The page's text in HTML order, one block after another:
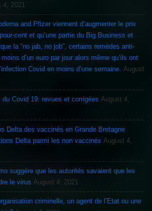
4, 2021
and Pfizer viennent d’augmenter le prix
cent et qu’une partie du Big Business et
la “no jab, no job”, certains remèdes anti-
d’un euro par jour alors même qu’ils ont
Covid en moins d’une semaine. August
Covid 19: revues et corrigées August 4,
Delta des vaccinés en Grande Bretagne
Delta parmi les non vaccinés August 4,
suggère que les autorités savaient que les
le virus August 4, 2021
criminelle, un agent de l’Etat ou une